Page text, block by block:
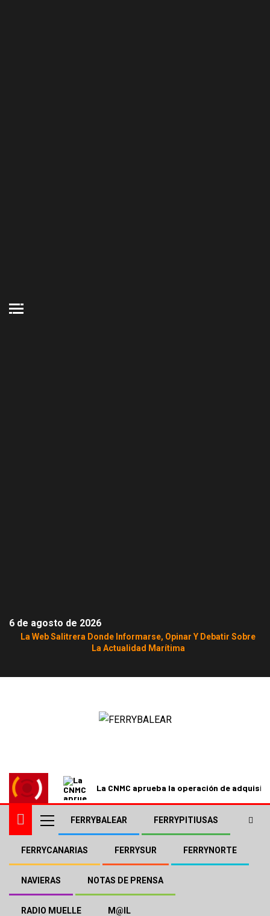
6 de agosto de 2026
La Web Salitrera Donde Informarse, Opinar Y Debatir Sobre
La Actualidad Marítima
La CNMC aprueba la operación de
FERRYBALEAR FERRYPITIUSAS
FERRYCANARIAS FERRYSUR FERRYNORTE
NAVIERAS NOTAS DE PRENSA
RADIO MUELLE M@IL
FRS muy próximo a quedarse
con el HSC Artemis